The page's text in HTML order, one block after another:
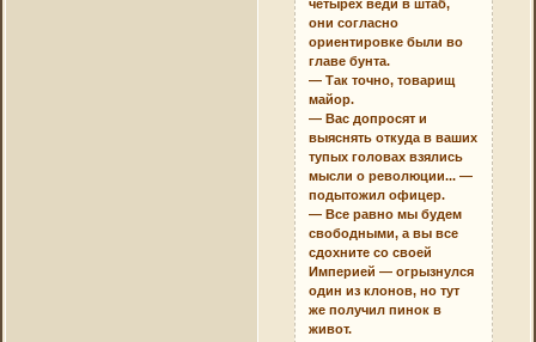
четырех веди в штаб,
они согласно
ориентировке были во
главе бунта.
— Так точно, товарищ
майор.
— Вас допросят и
выяснять откуда в ваших
тупых головах взялись
мысли о революции... —
подытожил офицер.
— Все равно мы будем
свободными, а вы все
сдохните со своей
Империей — огрызнулся
один из клонов, но тут
же получил пинок в
живот.